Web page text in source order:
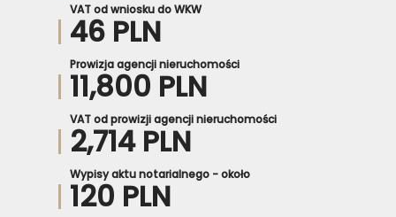
VAT od wniosku do WKW
46 PLN
Prowizja agencji nieruchomości
11,800 PLN
VAT od prowizji agencji nieruchomości
2,714 PLN
Wypisy aktu notarialnego - około
120 PLN